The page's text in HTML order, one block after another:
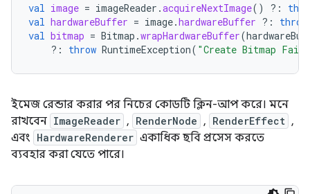
val image = imageReader .acquireNextImage() ?:
val hardwareBuffer = image.hardwareBuffer ?:
throw
val bitmap = Bitmap .wrapHardwareBuffer(
?:
throw RuntimeException( "Create Bitmap
ইমেজ রেন্ডার করার পর নিচের কোডটি ক্লিন-আপ করে। মনে
রাখবেন ImageReader , RenderNode , RenderEffect ,
এবং HardwareRenderer একাধিক ছবি প্রসেস করতে
ব্যবহার করা যেতে পারে।